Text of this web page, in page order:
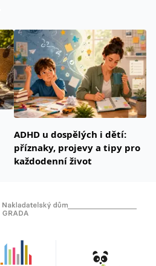
ADHD u dospělých i dětí:
příznaky, projevy a tipy pro
každodenní život